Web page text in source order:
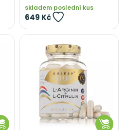
skladem poslední kus
649 Kč